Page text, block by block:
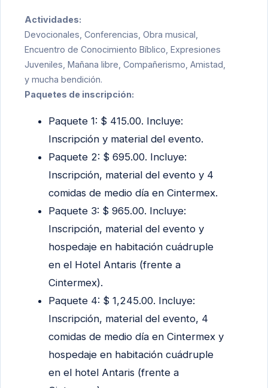
Actividades:
Devocionales, Conferencias, Obra musical,
Encuentro de Conocimiento Bíblico, Expresiones
Juveniles, Mañana libre, Compañerismo, Amistad,
y mucha bendición.
Paquetes de inscripción:
Paquete 1: $ 415.00. Incluye:
Inscripción y material del evento.
Paquete 2: $ 695.00. Incluye:
Inscripción, material del evento y 4
comidas de medio día en Cintermex.
Paquete 3: $ 965.00. Incluye:
Inscripción, material del evento y
hospedaje en habitación cuádruple
en el Hotel Antaris (frente a
Cintermex).
Paquete 4: $ 1,245.00. Incluye:
Inscripción, material del evento, 4
comidas de medio día en Cintermex y
hospedaje en habitación cuádruple
en el hotel Antaris (frente a